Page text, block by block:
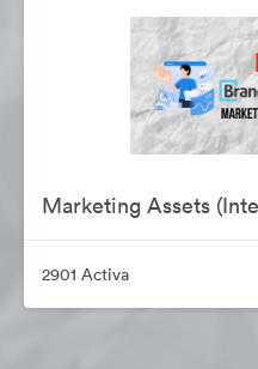
Marketing Assets
2901 Activa